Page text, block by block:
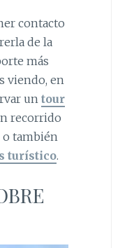
contacto
de la
más
viendo, en
un tour
recorrido
o también
turístico.